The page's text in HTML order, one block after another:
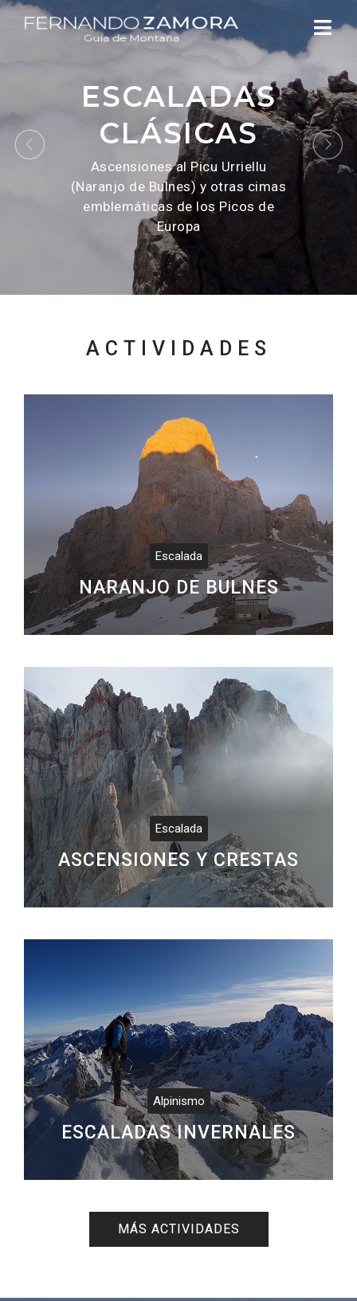
ESCALADAS
CLÁSICAS
Ascensiones al Picu Urriellu
(Naranjo de Bulnes) y otras cimas
emblemáticas de los Picos de
Europa
ACTIVIDADES
Escalada
NARANJO DE BULNES
Escalada
ASCENSIONES Y CRESTAS
Alpinismo
ESCALADAS INVERNALES
MÁS ACTIVIDADES